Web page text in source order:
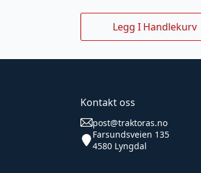
Legg I Handlekurv
Kontakt oss
post@traktoras.no
Farsundsveien 135
4580 Lyngdal